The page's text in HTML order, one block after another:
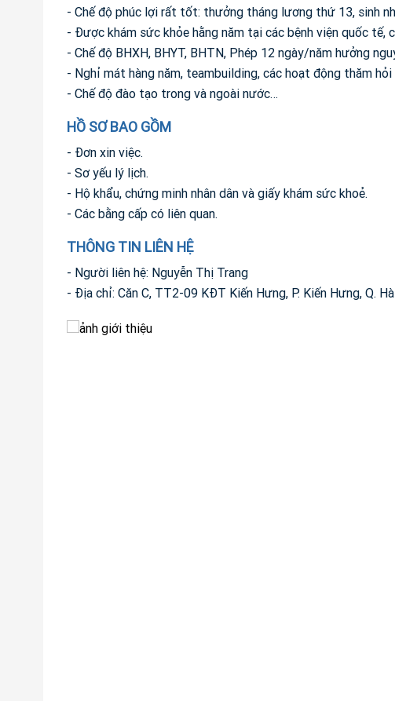
- Chế độ phúc lợi rất tốt: thưởng tháng lương thứ 13, sinh
- Được khám sức khỏe hằng năm tại các bệnh viện quốc tế,
- Chế độ BHXH, BHYT, BHTN, Phép 12 ngày/năm hưởng
- Nghỉ mát hàng năm, teambuilding, các hoạt động thăm hỏi
- Chế độ đào tạo trong và ngoài nước…
HỒ SƠ BAO GỒM
- Đơn xin việc.
- Sơ yếu lý lịch.
- Hộ khẩu, chứng minh nhân dân và giấy khám sức khoẻ.
- Các bằng cấp có liên quan.
THÔNG TIN LIÊN HỆ
- Người liên hệ: Nguyễn Thị Trang
- Địa chỉ: Căn C, TT2-09 KĐT Kiến Hưng, P. Kiến Hưng, Q.